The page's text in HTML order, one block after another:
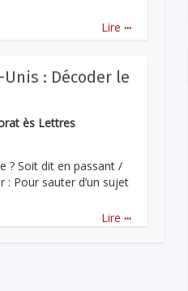
Lire ...
: Décoder le
ès Lettres
? Soit dit en passant /
: Pour sauter d’un sujet
Lire ...